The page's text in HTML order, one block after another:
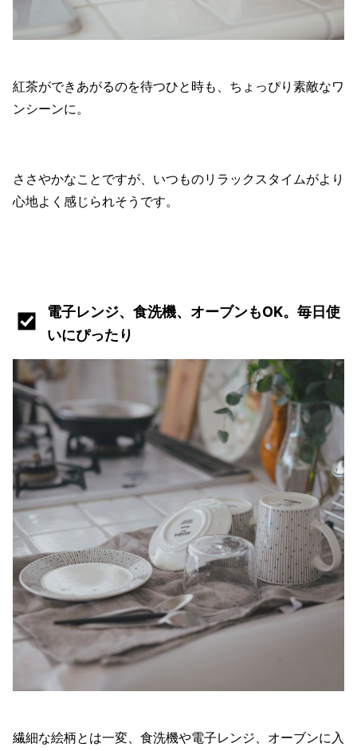
紅茶ができあがるのを待つひと時も、ちょっぴり素敵なワ
ンシーンに。
ささやかなことですが、いつものリラックスタイムがより
心地よく感じられそうです。
電子レンジ、食洗機、オーブンもOK。毎日使
いにぴったり
繊細な絵柄とは一変、食洗機や電子レンジ、オーブンに入